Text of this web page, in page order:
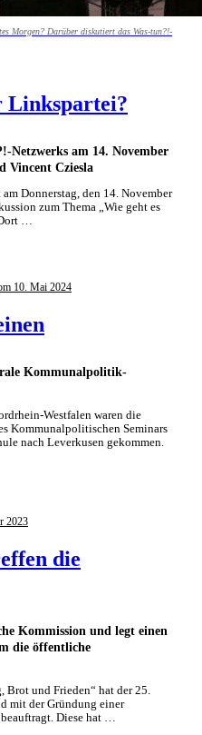
Morgen? Darüber diskutiert das Was-tun?!-
Netzwerks am 14. November
Vincent Cziesla
Linkspartei?
Donnerstag, den 14. November
zum Thema „Wie geht es
…
Kommunalpolitik-
10. Mai 2024
Westfalen waren die
Kommunalpolitischen Seminars
nach Leverkusen gekommen.
Kommission und legt einen
die öffentliche
die
2023
und Frieden“ hat der 25.
mit der Gründung einer
Diese hat …